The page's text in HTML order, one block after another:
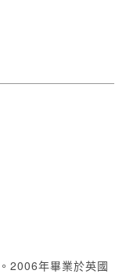
2006年畢業於英國